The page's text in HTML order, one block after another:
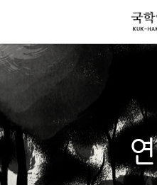
메뉴 건너뛰기
Sketchbook5,
Sketchbook5,